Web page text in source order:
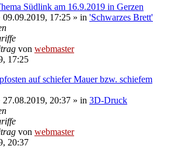
Südlink am 16.9.2019 in Gerzen
17:25 » in 'Schwarzes Brett'
von webmaster
17:25
auf schiefer Mauer bzw. schiefem
20:37 » in 3D-Druck
von webmaster
20:37